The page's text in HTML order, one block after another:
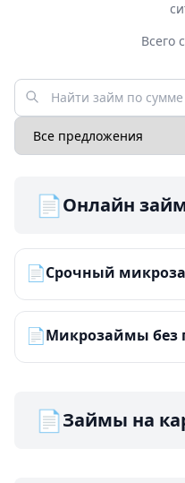
Всего
📄Онлайн
📄
📄
📄Займы на